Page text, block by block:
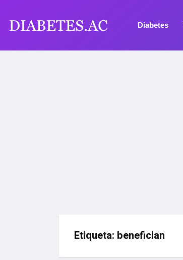
Diabetes
Etiqueta: benefician